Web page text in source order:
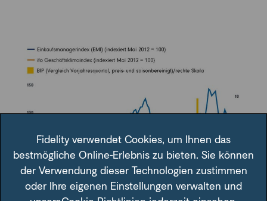
Fidelity verwendet Cookies, um Ihnen das
bestmögliche Online-Erlebnis zu bieten. Sie können
der Verwendung dieser Technologien zustimmen
oder Ihre eigenen Einstellungen verwalten und